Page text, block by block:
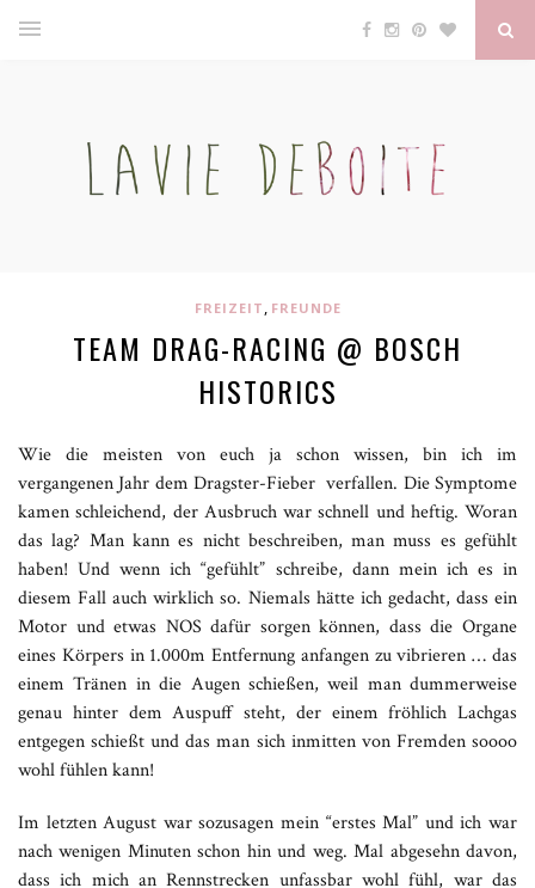
FREIZEIT , FREUNDE
TEAM DRAG-RACING @ BOSCH
HISTORICS
Wie die meisten von euch ja schon wissen, bin ich im
vergangenen Jahr dem Dragster-Fieber verfallen. Die Symptome
kamen schleichend, der Ausbruch war schnell und heftig. Woran
das lag? Man kann es nicht beschreiben, man muss es gefühlt
haben! Und wenn ich “gefühlt” schreibe, dann mein ich es in
diesem Fall auch wirklich so. Niemals hätte ich gedacht, dass ein
Motor und etwas NOS dafür sorgen können, dass die Organe
eines Körpers in 1.000m Entfernung anfangen zu vibrieren … das
einem Tränen in die Augen schießen, weil man dummerweise
genau hinter dem Auspuff steht, der einem fröhlich Lachgas
entgegen schießt und das man sich inmitten von Fremden soooo
wohl fühlen kann!
Im letzten August war sozusagen mein “erstes Mal” und ich war
nach wenigen Minuten schon hin und weg. Mal abgesehn davon,
dass ich mich an Rennstrecken unfassbar wohl fühl, war das